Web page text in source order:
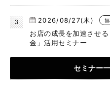
2026/08/27(木)
お店の成長を加速させ
金」活用セミナー
セミナー